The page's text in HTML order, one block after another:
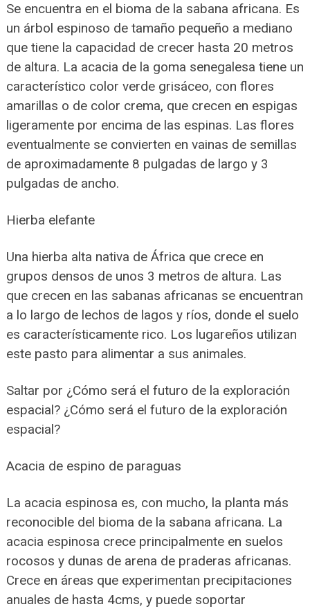
Se encuentra en el bioma de la sabana africana. Es
un árbol espinoso de tamaño pequeño a mediano
que tiene la capacidad de crecer hasta 20 metros
de altura. La acacia de la goma senegalesa tiene un
característico color verde grisáceo, con flores
amarillas o de color crema, que crecen en espigas
ligeramente por encima de las espinas. Las flores
eventualmente se convierten en vainas de semillas
de aproximadamente 8 pulgadas de largo y 3
pulgadas de ancho.
Hierba elefante
Una hierba alta nativa de África que crece en
grupos densos de unos 3 metros de altura. Las
que crecen en las sabanas africanas se encuentran
a lo largo de lechos de lagos y ríos, donde el suelo
es característicamente rico. Los lugareños utilizan
este pasto para alimentar a sus animales.
Saltar por ¿Cómo será el futuro de la exploración
espacial? ¿Cómo será el futuro de la exploración
espacial?
Acacia de espino de paraguas
La acacia espinosa es, con mucho, la planta más
reconocible del bioma de la sabana africana. La
acacia espinosa crece principalmente en suelos
rocosos y dunas de arena de praderas africanas.
Crece en áreas que experimentan precipitaciones
anuales de hasta 4cms, y puede soportar